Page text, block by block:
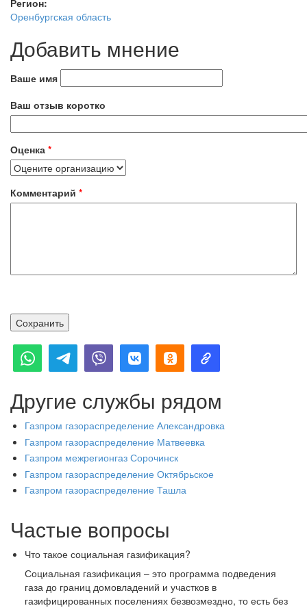
Регион:
Оренбургская область
Добавить мнение
Ваше имя
Ваш отзыв коротко
Оценка *
Комментарий *
Другие службы рядом
Газпром газораспределение Александровка
Газпром газораспределение Матвеевка
Газпром межрегионгаз Сорочинск
Газпром газораспределение Октябрьское
Газпром газораспределение Ташла
Частые вопросы
Что такое социальная газификация?
Социальная газификация – это программа подведения
газа до границ домовладений и участков в
газифицированных поселениях безвозмездно, то есть без